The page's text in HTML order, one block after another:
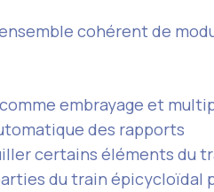
cohérent de
embrayage et
des rapports
certains éléments du
du train épicycloïdal